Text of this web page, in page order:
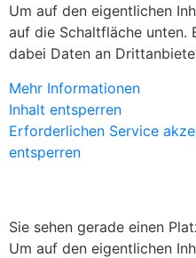
Um auf den eigentlichen
auf die Schaltfläche unten.
dabei Daten an
Mehr Informationen
Inhalt entsperren
Erforderlichen Service
entsperren
Sie sehen gerade einen
Um auf den eigentlichen